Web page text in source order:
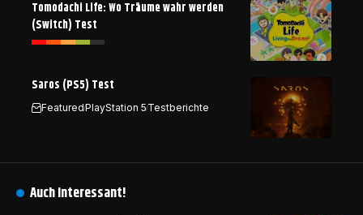
Tomodachi Life: Wo Träume wahr werden
(Switch) Test
Saros (PS5) Test
FeaturedPlayStation 5Testberichte
Auch interessant!